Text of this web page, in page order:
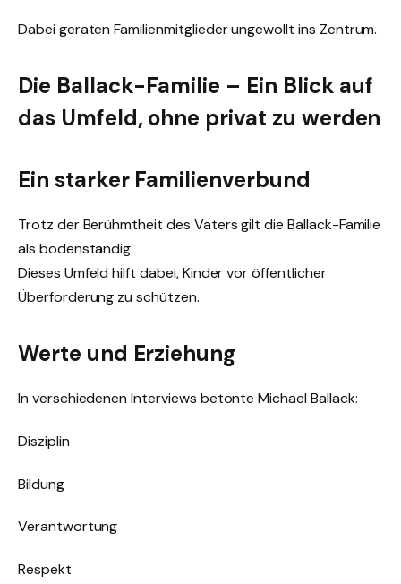
Dabei geraten Familienmitglieder ungewollt ins Zentrum.
Die Ballack-Familie – Ein Blick auf
das Umfeld, ohne privat zu werden
Ein starker Familienverbund
Trotz der Berühmtheit des Vaters gilt die Ballack-Familie
als bodenständig.
Dieses Umfeld hilft dabei, Kinder vor öffentlicher
Überforderung zu schützen.
Werte und Erziehung
In verschiedenen Interviews betonte Michael Ballack:
Disziplin
Bildung
Verantwortung
Respekt